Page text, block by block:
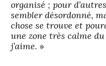
organisé ; pour
sembler désordonné,
chose se trouve et
une zone très calme
j’aime. »